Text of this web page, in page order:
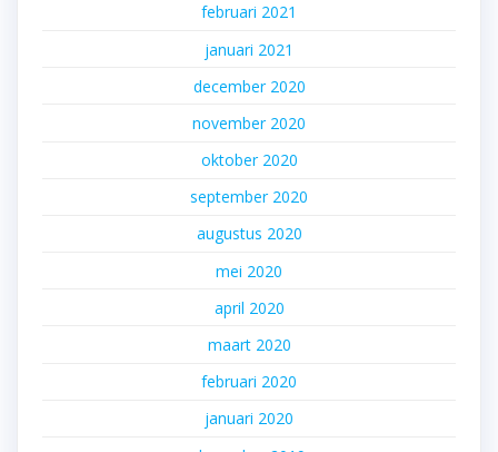
februari 2021
januari 2021
december 2020
november 2020
oktober 2020
september 2020
augustus 2020
mei 2020
april 2020
maart 2020
februari 2020
januari 2020